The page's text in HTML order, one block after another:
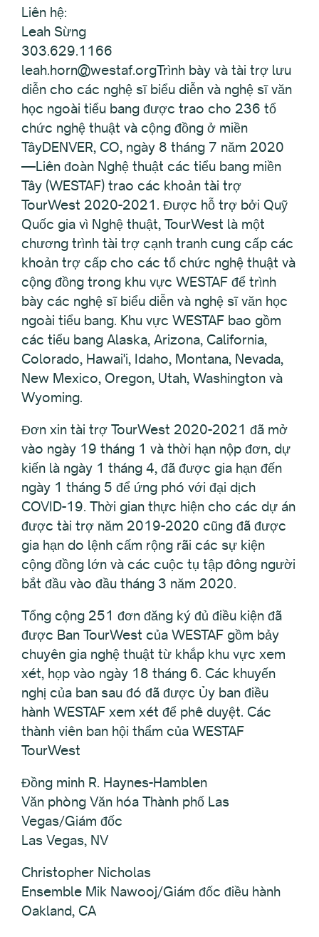
Liên hệ:
Leah Sừng
303.629.1166
leah.horn@westaf.orgTrình bày và tài trợ lưu
diễn cho các nghệ sĩ biểu diễn và nghệ sĩ văn
học ngoài tiểu bang được trao cho 236 tổ
chức nghệ thuật và cộng đồng ở miền
TâyDENVER, CO, ngày 8 tháng 7 năm 2020
—Liên đoàn Nghệ thuật các tiểu bang miền
Tây (WESTAF) trao các khoản tài trợ
TourWest 2020-2021. Được hỗ trợ bởi Quỹ
Quốc gia vì Nghệ thuật, TourWest là một
chương trình tài trợ cạnh tranh cung cấp các
khoản trợ cấp cho các tổ chức nghệ thuật và
cộng đồng trong khu vực WESTAF để trình
bày các nghệ sĩ biểu diễn và nghệ sĩ văn học
ngoài tiểu bang. Khu vực WESTAF bao gồm
các tiểu bang Alaska, Arizona, California,
Colorado, Hawai'i, Idaho, Montana, Nevada,
New Mexico, Oregon, Utah, Washington và
Wyoming.
Đơn xin tài trợ TourWest 2020-2021 đã mở
vào ngày 19 tháng 1 và thời hạn nộp đơn, dự
kiến là ngày 1 tháng 4, đã được gia hạn đến
ngày 1 tháng 5 để ứng phó với đại dịch
COVID-19. Thời gian thực hiện cho các dự án
được tài trợ năm 2019-2020 cũng đã được
gia hạn do lệnh cấm rộng rãi các sự kiện
cộng đồng lớn và các cuộc tụ tập đông người
bắt đầu vào đầu tháng 3 năm 2020.
Tổng cộng 251 đơn đăng ký đủ điều kiện đã
được Ban TourWest của WESTAF gồm bảy
chuyên gia nghệ thuật từ khắp khu vực xem
xét, họp vào ngày 18 tháng 6. Các khuyến
nghị của ban sau đó đã được Ủy ban điều
hành WESTAF xem xét để phê duyệt. Các
thành viên ban hội thẩm của WESTAF
TourWest
Đồng minh R. Haynes-Hamblen
Văn phòng Văn hóa Thành phố Las
Vegas/Giám đốc
Las Vegas, NV
Christopher Nicholas
Ensemble Mik Nawooj/Giám đốc điều hành
Oakland, CA